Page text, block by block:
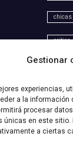
Gestionar
experiencias,
a la
procesar
únicas en este
a ciertas
critica